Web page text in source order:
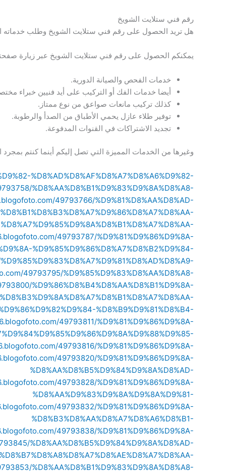
رقم فني ستلايت الشويخ
هل تريد الحصول على رقم فني ستلايت الشويخ وطلب خدماته
يمكنكم الحصول على رقم فني ستلايت الشويخ عبر زيارة
خدمات الفحص والصيانة الدورية.
أيضا خدمات الفك أو التركيب على أيد فنيين خبراء
كذلك تركيب مانعات صواعق من نوع ممتاز.
توفير طلاء عازل يحمي الأطباق من الصدأ والرطوبة.
تجديد الاشتراكات في القنوات المدفوعة.
وغيرها من الخدمات المميزة التي تصل إليكم أينما كنتم
%D8%AD%D8%AF%D8%A7%D8%A6%D9%82-
%D8%AA%D8%B1%D9%83%D9%8A%D8%A8-
49793766/%D9%81%D8%AA%D8%AD-
49793787/%D9%81%D9%86%D9%8A-
%D9%85%D9%86%D8%A7%D8%B2%D9%84-
49793795/%D9%85%D9%83%D8%AA%D8%A8-
%D9%86%D8%B4%D8%AA%D8%B1%D9%8A-
%D8%B9%D9%81%D8%B4-
49793811/%D9%81%D9%86%D9%8A-
49793816/%D9%81%D9%86%D9%8A-
49793820/%D9%81%D9%86%D9%8A-
%D8%AA%D8%B5%D9%84%D9%8A%D8%AD-
49793828/%D9%81%D9%86%D9%8A-
%D8%AA%D9%83%D9%8A%D9%8A%D9%81-
49793832/%D9%81%D9%86%D9%8A-
%D8%B3%D8%AA%D8%A7%D8%A6%D8%B1-
49793838/%D9%81%D9%86%D9%8A-
%D8%AA%D8%B5%D9%84%D9%8A%D8%AD-
%D8%B7%D8%A8%D8%A7%D8%AE%D8%A7%D8%AA-
%D8%AA%D8%B1%D9%83%D9%8A%D8%A8-